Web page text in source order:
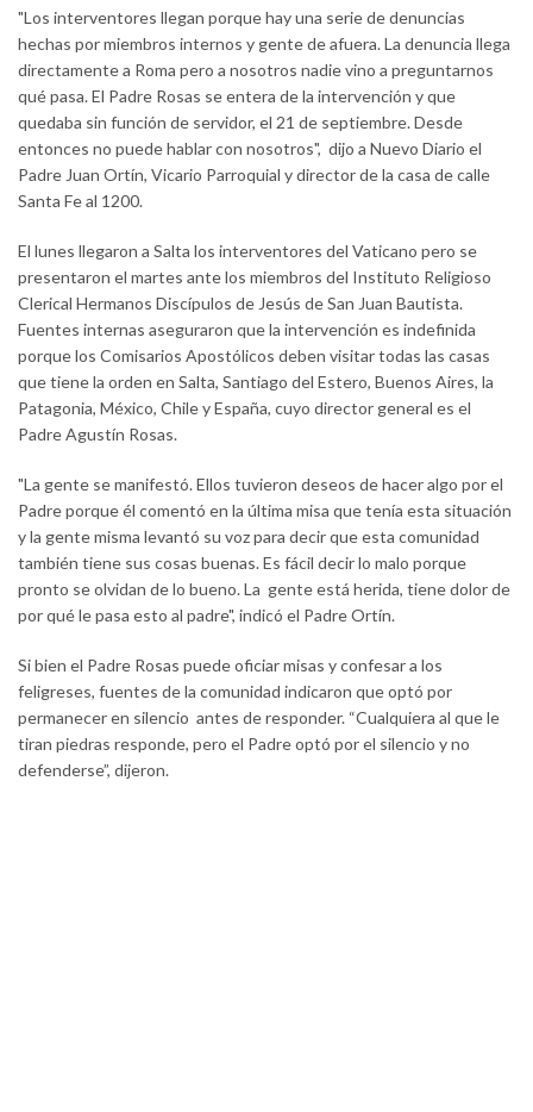
"Los interventores llegan porque hay una serie de denuncias
hechas por miembros internos y gente de afuera. La denuncia llega
directamente a Roma pero a nosotros nadie vino a preguntarnos
qué pasa. El Padre Rosas se entera de la intervención y que
quedaba sin función de servidor, el 21 de septiembre. Desde
entonces no puede hablar con nosotros", dijo a Nuevo Diario el
Padre Juan Ortín, Vicario Parroquial y director de la casa de calle
Santa Fe al 1200.
El lunes llegaron a Salta los interventores del Vaticano pero se
presentaron el martes ante los miembros del Instituto Religioso
Clerical Hermanos Discípulos de Jesús de San Juan Bautista.
Fuentes internas aseguraron que la intervención es indefinida
porque los Comisarios Apostólicos deben visitar todas las casas
que tiene la orden en Salta, Santiago del Estero, Buenos Aires, la
Patagonia, México, Chile y España, cuyo director general es el
Padre Agustín Rosas.
"La gente se manifestó. Ellos tuvieron deseos de hacer algo por el
Padre porque él comentó en la última misa que tenía esta situación
y la gente misma levantó su voz para decir que esta comunidad
también tiene sus cosas buenas. Es fácil decir lo malo porque
pronto se olvidan de lo bueno. La gente está herida, tiene dolor de
por qué le pasa esto al padre", indicó el Padre Ortín.
Si bien el Padre Rosas puede oficiar misas y confesar a los
feligreses, fuentes de la comunidad indicaron que optó por
permanecer en silencio antes de responder. “Cualquiera al que le
tiran piedras responde, pero el Padre optó por el silencio y no
defenderse”, dijeron.